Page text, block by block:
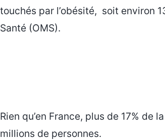
touchés par l’obésité, soit environ
Santé (OMS).
Rien qu’en France, plus de 17%
millions de personnes.